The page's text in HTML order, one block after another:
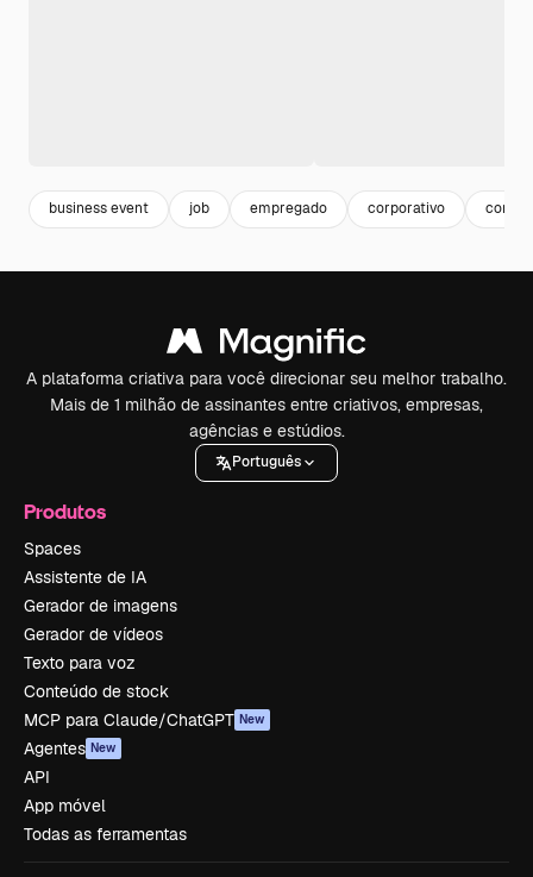
business event job empregado corporativo
A plataforma criativa para você direcionar seu melhor trabalho.
Mais de 1 milhão de assinantes entre criativos, empresas,
agências e estúdios.
Português
Produtos
Spaces
Assistente de IA
Gerador de imagens
Gerador de vídeos
Texto para voz
Conteúdo de stock
MCP para Claude/ChatGPT New
Agentes New
API
App móvel
Todas as ferramentas